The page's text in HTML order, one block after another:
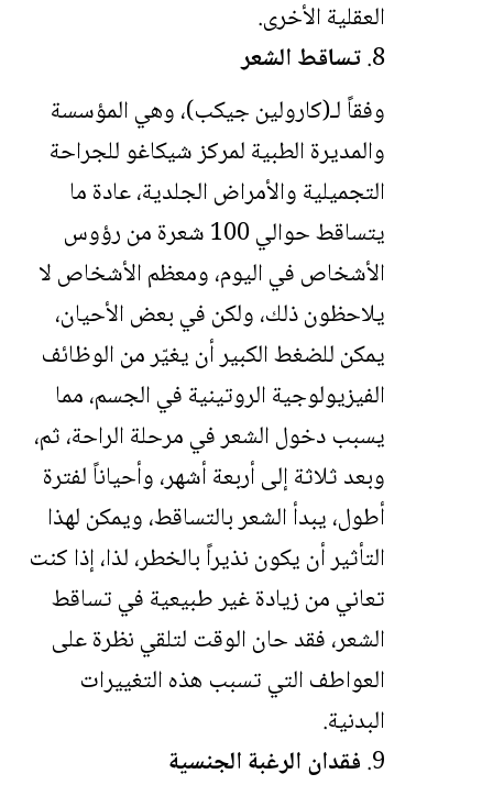
العقلية الأخرى.
تساقط الشعر
وفقاً لـ(كارولين جيكب)، وهي المؤسسة
والمديرة الطبية لمركز شيكاغو للجراحة
التجميلية والأمراض الجلدية، عادة ما
يتساقط حوالي 100 شعرة من رؤوس
الأشخاص في اليوم، ومعظم الأشخاص لا
يلاحظون ذلك، ولكن في بعض الأحيان،
يمكن للضغط الكبير أن يغيّر من الوظائف
الفيزيولوجية الروتينية في الجسم، مما
يسبب دخول الشعر في مرحلة الراحة، ثم،
وبعد ثلاثة إلى أربعة أشهر، وأحياناً لفترة
أطول، يبدأ الشعر بالتساقط، ويمكن لهذا
التأثير أن يكون نذيراً بالخطر، لذا، إذا كنت
تعاني من زيادة غير طبيعية في تساقط
الشعر، فقد حان الوقت لتلقي نظرة على
العواطف التي تسبب هذه التغييرات
البدنية.
فقدان الرغبة الجنسية